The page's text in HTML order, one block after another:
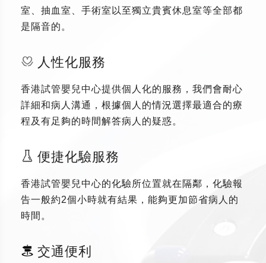
室、抽血室、手術室以至獨立貴賓休息室等全部都
是隔音的。
人性化服務
香港試管嬰兒中心提供個人化的服務，我們會耐心
詳細和病人溝通，根據個人的情況選擇最適合的療
程及有足夠的時間解答病人的疑惑。
便捷化驗服務
香港試管嬰兒中心的化驗所位置就在隔鄰，化驗報
告一般約2個小時就有結果，能夠更加節省病人的
時間。
交通便利